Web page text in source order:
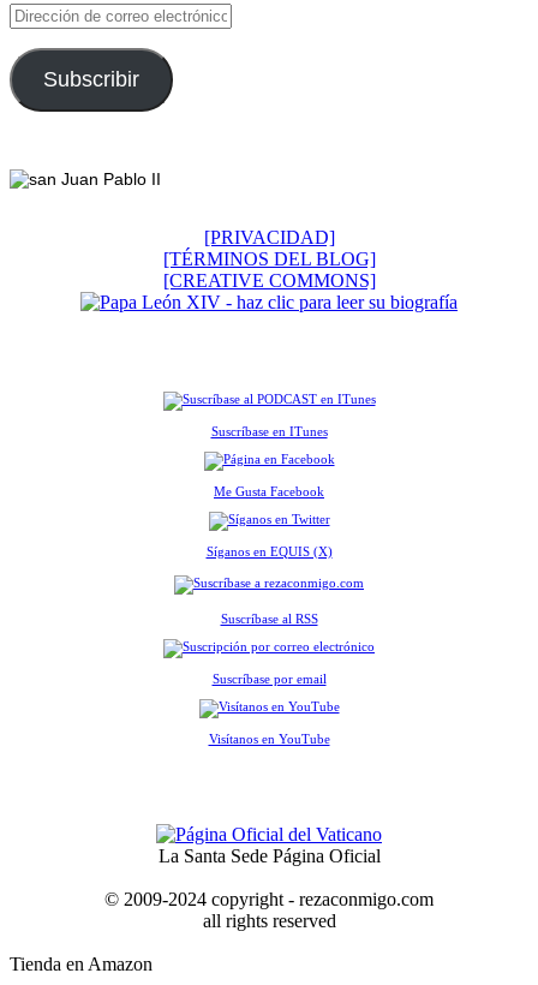
Dirección
de
correo
electrónico
Subscribir
[PRIVACIDAD]
[TÉRMINOS DEL BLOG]
[CREATIVE COMMONS]
Suscríbase en ITunes
Me Gusta Facebook
Síganos en EQUIS (X)
Suscríbase al RSS
Suscríbase por email
Visítanos en YouTube
La Santa Sede Página Oficial
© 2009-2024 copyright - rezaconmigo.com
all rights reserved
Tienda en Amazon